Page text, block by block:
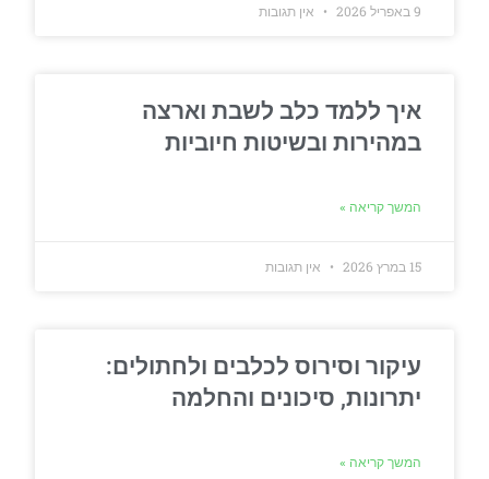
9 באפריל 2026 אין תגובות
איך ללמד כלב לשבת וארצה
במהירות ובשיטות חיוביות
המשך קריאה »
15 במרץ 2026 אין תגובות
עיקור וסירוס לכלבים ולחתולים:
יתרונות, סיכונים והחלמה
המשך קריאה »